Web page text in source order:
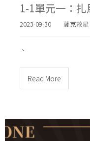
1-1單元一：
2023-09-30 薩克救
、
Read More